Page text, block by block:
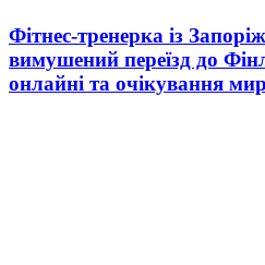
Фітнес-тренерка із
вимушений переїзд до
онлайні та очікування